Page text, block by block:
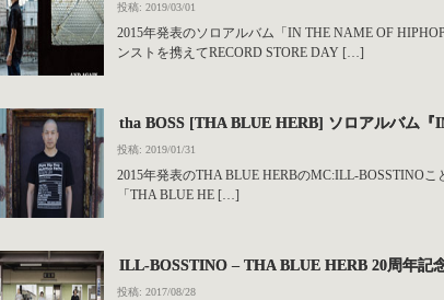
投稿: 2019/03/01
2015年発表のソロアルバム「IN THE NAME OF
ンストを携えてRECORD STORE DAY […]
tha BOSS [THA BLUE HERB] ソロアルバム『
投稿: 2019/01/31
2015年発表のTHA BLUE HERBのMC:ILL-BOSSTINO
「THA BLUE HE […]
ILL-BOSSTINO – THA BLUE HERB 20周年記
投稿: 2017/08/28